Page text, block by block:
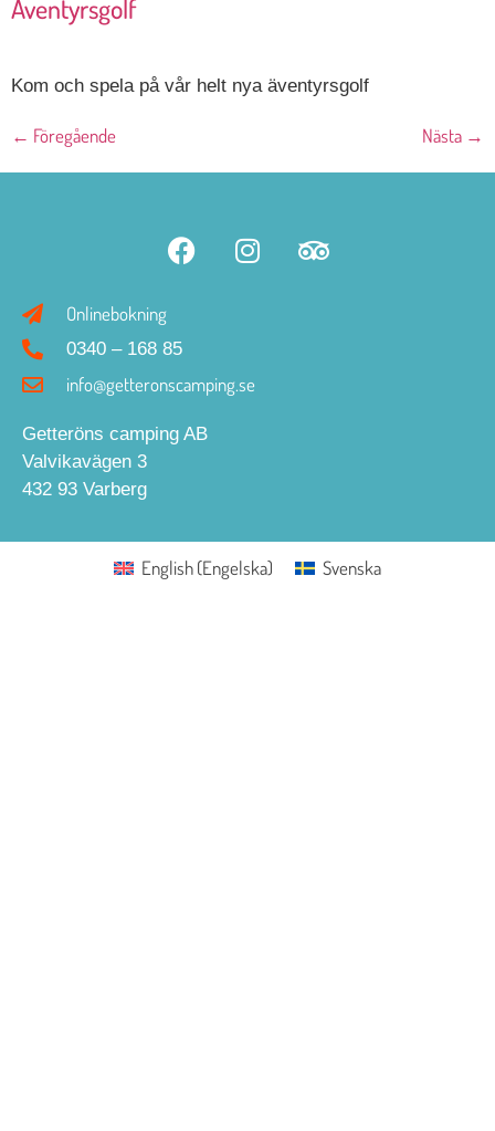
Äventyrsgolf
Kom och spela på vår helt nya äventyrsgolf
← Föregående Nästa →
Onlinebokning
0340 – 168 85
info@getteronscamping.se
Getteröns camping AB
Valvikavägen 3
432 93 Varberg
English(Engelska) Svenska